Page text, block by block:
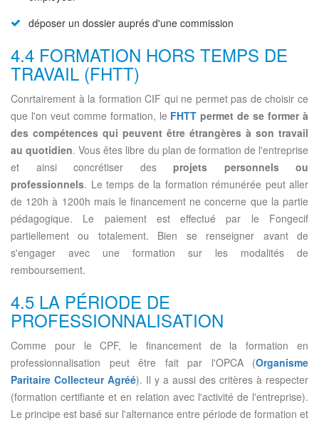
déposer un dossier auprés d'une commission
4.4 FORMATION HORS TEMPS DE
TRAVAIL (FHTT)
Conrtairement à la formation CIF qui ne permet pas de choisir ce
que l'on veut comme formation, le FHTT permet de se former à
des compétences qui peuvent être étrangères à son travail
au quotidien. Vous êtes libre du plan de formation de l'entreprise
et ainsi concrétiser des projets personnels ou
professionnels. Le temps de la formation rémunérée peut aller
de 120h à 1200h mais le financement ne concerne que la partie
pédagogique. Le paiement est effectué par le Fongecif
partiellement ou totalement. Bien se renseigner avant de
s'engager avec une formation sur les modalités de
remboursement.
4.5 LA PÉRIODE DE
PROFESSIONNALISATION
Comme pour le CPF, le financement de la formation en
professionnalisation peut être fait par l'OPCA (Organisme
Paritaire Collecteur Agréé). Il y a aussi des critères à respecter
(formation certifiante et en relation avec l'activité de l'entreprise).
Le principe est basé sur l'alternance entre période de formation et